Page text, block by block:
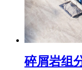
碎屑岩组